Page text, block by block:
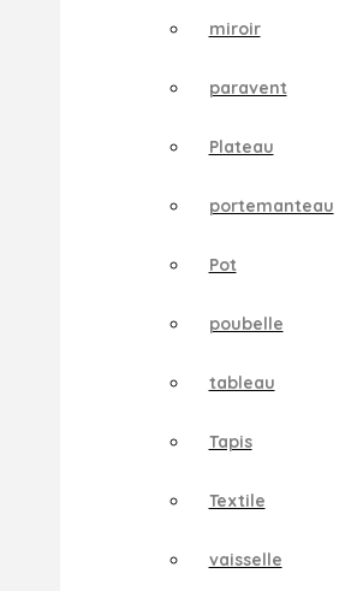
miroir
paravent
Plateau
portemanteau
Pot
poubelle
tableau
Tapis
Textile
vaisselle